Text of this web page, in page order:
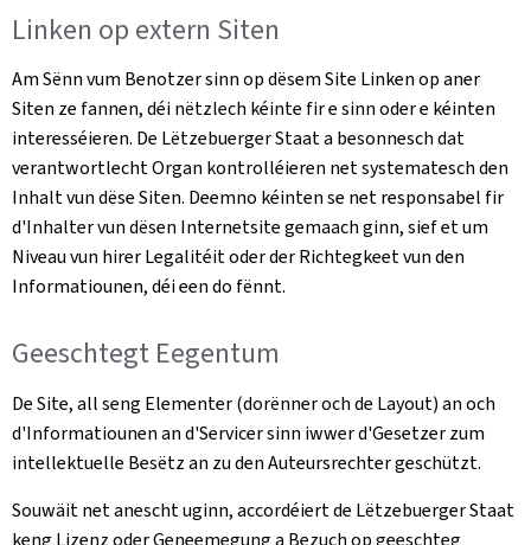
Linken op extern Siten
Am Sënn vum Benotzer sinn op dësem Site Linken op aner
Siten ze fannen, déi nëtzlech kéinte fir e sinn oder e kéinten
interesséieren. De Lëtzebuerger Staat a besonnesch dat
verantwortlecht Organ kontrolléieren net systematesch den
Inhalt vun dëse Siten. Deemno kéinten se net responsabel fir
d'Inhalter vun dësen Internetsite gemaach ginn, sief et um
Niveau vun hirer Legalitéit oder der Richtegkeet vun den
Informatiounen, déi een do fënnt.
Geeschtegt Eegentum
De Site, all seng Elementer (dorënner och de Layout) an och
d'Informatiounen an d'Servicer sinn iwwer d'Gesetzer zum
intellektuelle Besëtz an zu den Auteursrechter geschützt.
Souwäit net anescht uginn, accordéiert de Lëtzebuerger Staat
keng Lizenz oder Geneemegung a Bezuch op geeschteg